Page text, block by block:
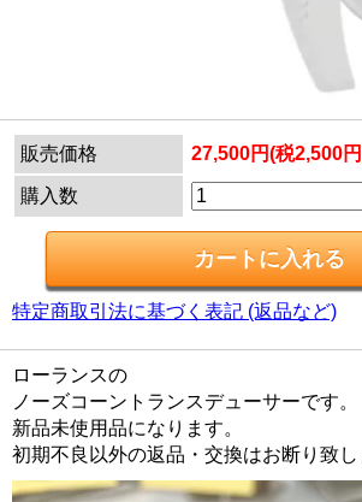
販売価格 27,500円(税2,500
購入数
特定商取引法に基づく表記 (返品など)
ローランスの
ノーズコーントランスデューサーです。
新品未使用品になります。
初期不良以外の返品・交換はお断り致し